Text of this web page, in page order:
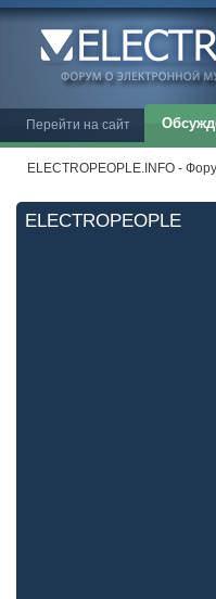
Перейти на сайт
ELECTROPEOPLE.INFO -
ELECTROPEOPLE